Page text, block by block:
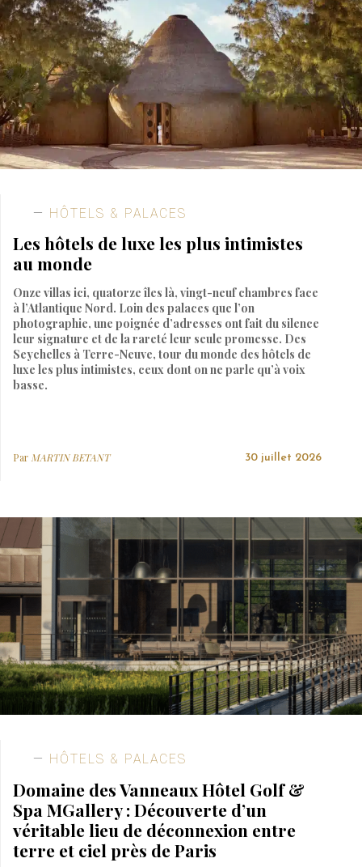
HÔTELS & PALACES
Les hôtels de luxe les plus intimistes
au monde
Onze villas ici, quatorze îles là, vingt-neuf chambres face
à l’Atlantique Nord. Loin des palaces que l’on
photographie, une poignée d’adresses ont fait du silence
leur signature et de la rareté leur seule promesse. Des
Seychelles à Terre-Neuve, tour du monde des hôtels de
luxe les plus intimistes, ceux dont on ne parle qu’à voix
basse.
Par MARTIN BETANT 30 juillet 2026
HÔTELS & PALACES
Domaine des Vanneaux Hôtel Golf &
Spa MGallery : Découverte d’un
véritable lieu de déconnexion entre
terre et ciel près de Paris